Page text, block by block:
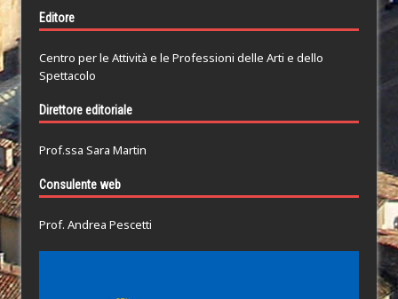
Editore
Centro per le Attività e le Professioni delle Arti e dello
Spettacolo
Direttore editoriale
Prof.ssa Sara Martin
Consulente web
Prof. Andrea Pescetti